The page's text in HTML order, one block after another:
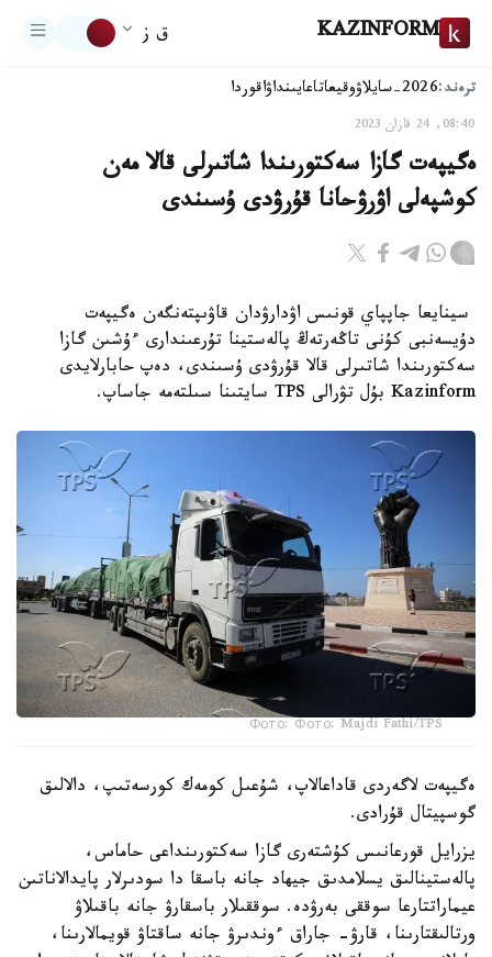
KAZINFORM ق ز
ترەند:2026-سايلاۋ وقيعاتاعايىنداۋاقوردا
08:40, 24 قازان 2023
ەگيپەت گازا سەكتورىندا شاتىرلى قالا مەن
كوشپەلى اۋرۋحانا قۇرۋدى ۇسىندى
سينايعا جاپپاي قونىس اۋدارۋدان قاۋىپتەنگەن ەگيپەت
دۇيسەنبى كۇنى تاڭەرتەڭ پالەستينا تۇرعىندارى ءۇشىن گازا
سەكتورىندا شاتىرلى قالا قۇرۋدى ۇسىندى، دەپ حابارلايدى
Kazinform بۇل تۋرالى TPS سايتىنا سىلتەمە جاساپ.
Фото: Фото: Majdi Fathi/TPS
ەگيپەت لاگەردى قاداعالاپ، شۇعىل كومەك كورسەتىپ، دالالىق
گوسپيتال قۇرادى.
يزرايل قورعانىس كۇشتەرى گازا سەكتورىنداعى حاماس،
پالەستينالىق يسلامدىق جيھاد جانە باسقا دا سودىرلار پايدالاناتىن
عيماراتتارعا سوققى بەرۋدە. سوققىلار باسقارۋ جانە باقىلاۋ
ورتالىقتارىنا، قارۋ- جاراق ءوندىرۋ جانە ساقتاۋ قويمالارىنا،